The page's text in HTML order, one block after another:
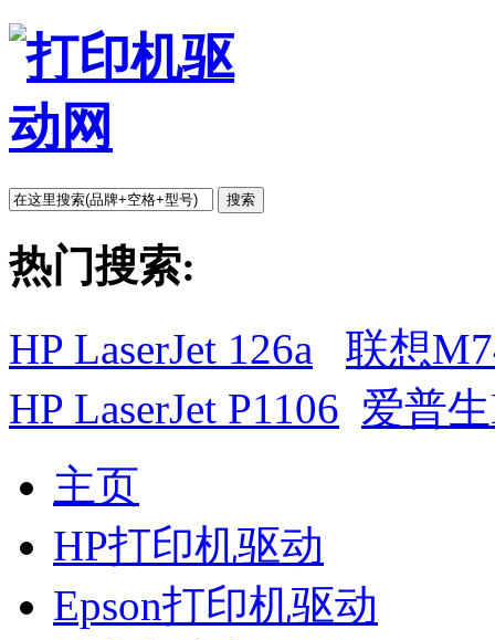
搜索
热门搜索:
HP LaserJet 126a
联想
HP LaserJet P1106 爱普
主页
HP打印机驱动
Epson打印机驱动